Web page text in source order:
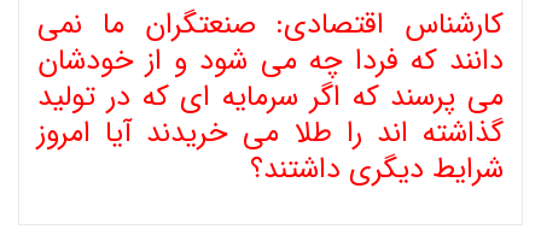
کارشناس اقتصادی: صنعتگران ما نمی
دانند که فردا چه می شود و از خودشان
می پرسند که اگر سرمایه ای که در تولید
گذاشته اند را طلا می خریدند آیا امروز
شرایط دیگری داشتند؟